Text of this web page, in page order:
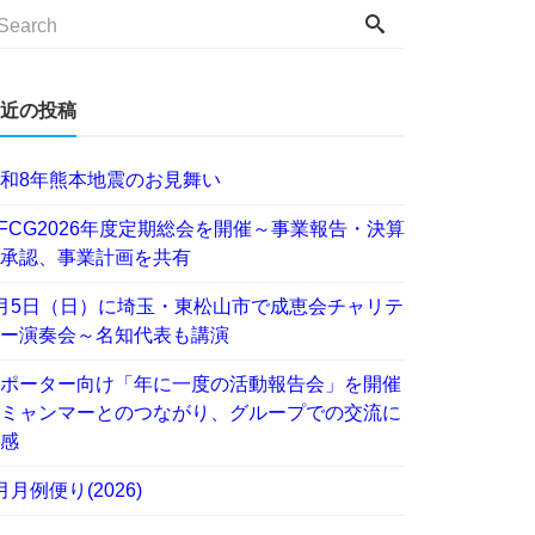
の投稿
8年熊本地震のお見舞い
年度定期総会を開催～事業報告・決算
認、事業計画を共有
5日（日）に埼玉・東松山市で成恵会チャリテ
演奏会～名知代表も講演
ーター向け「年に一度の活動報告会」を開催
ャンマーとのつながり、グループでの交流に
月例便り(2026)